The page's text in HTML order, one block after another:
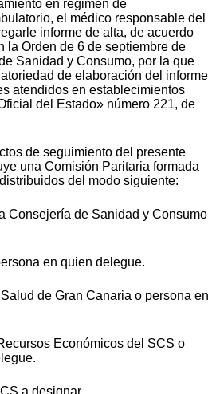
en régimen de
el médico responsable del
informe de alta, de acuerdo
la Orden de 6 de septiembre de
Sanidad y Consumo, por la que
de elaboración del informe
atendidos en establecimientos
del Estado» número 221, de
de seguimiento del presente
una Comisión Paritaria formada
del modo siguiente:
Consejería de Sanidad y Consumo
en quien delegue.
de Gran Canaria o persona en
Económicos del SCS o
a designar.